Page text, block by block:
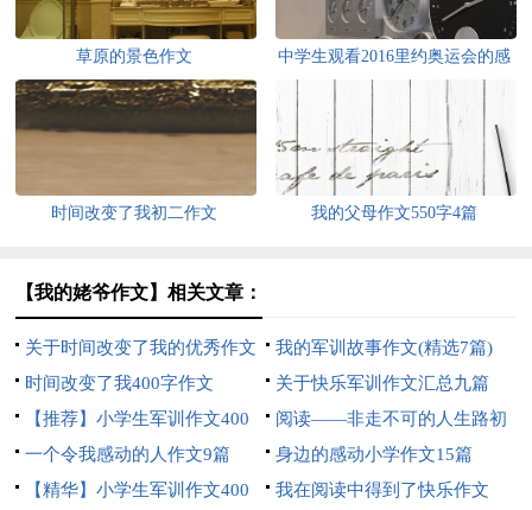
草原的景色作文
中学生观看2016里约奥运会的感
想作文550字汇编
时间改变了我初二作文 我的父母作文550字4篇
【我的姥爷作文】相关文章：
关于时间改变了我的优秀作文
我的军训故事作文(精选7篇)
时间改变了我400字作文
关于快乐军训作文汇总九篇
【推荐】小学生军训作文400
字合集5篇
阅读——非走不可的人生路初
中随笔作文
一个令我感动的人作文9篇
身边的感动小学作文15篇
【精华】小学生军训作文400
我在阅读中得到了快乐作文